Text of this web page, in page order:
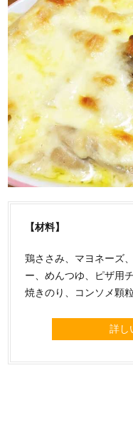
【材料】
鶏ささみ、マヨネーズ
ー、めんつゆ、ピザ用
焼きのり、コンソメ顆
詳し